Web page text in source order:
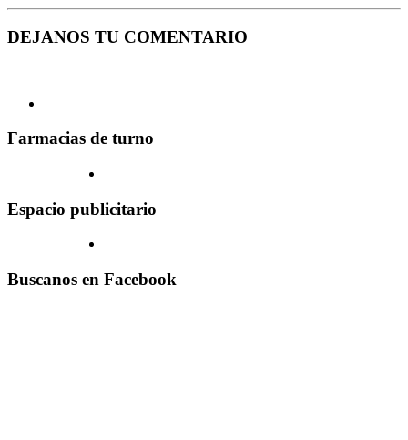
DEJANOS TU COMENTARIO
Farmacias de turno
Espacio publicitario
Buscanos en Facebook